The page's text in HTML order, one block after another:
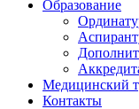
Образование
Медицинский
Контакты